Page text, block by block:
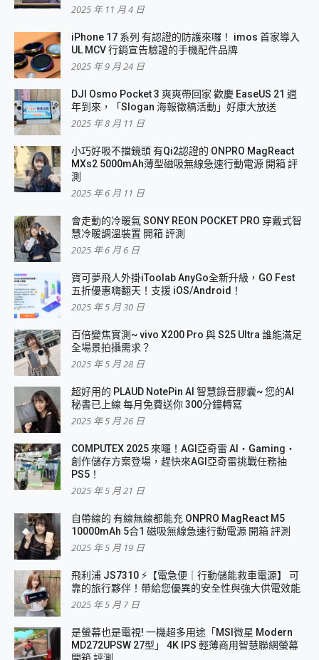
2025 年 11 月 4 日
iPhone 17 系列 有認證的防護來囉！ imos 首家導入
UL MCV 行銷宣告驗證的手機配件品牌
2025 年 9 月 24 日
DJI Osmo Pocket 3 爽爽帶回家 歡慶 EaseUS 21 週
年到來，「Slogan 海報徵稿活動」好康大放送
2025 年 8 月 11 日
小巧好吸不擋鏡頭 有Qi2認證的 ONPRO MagReact
MXs2 5000mAh薄型磁吸無線急速行動電源 開箱 評
測
2025 年 6 月 11 日
會走動的冷暖氣 SONY REON POCKET PRO 穿戴式智
慧冷暖調溫裝置 開箱 評測
2025 年 6 月 6 日
寶可夢飛人外掛iToolab AnyGo全新升級，GO Fest
五折優惠嗨翻天！支援 iOS/Android！
2025 年 5 月 30 日
百倍變焦實測~ vivo X200 Pro 與 S25 Ultra 誰能滿足
全場景拍攝需求？
2025 年 5 月 28 日
超好用的 PLAUD NotePin AI 智慧錄音膠囊~ 您的AI
秘書已上線 每月免費送你 300分鐘轉寫
2025 年 5 月 26 日
COMPUTEX 2025 來囉！AGI亞奇雷 AI・Gaming・
創作儲存方案登場，趕快來AGI亞奇雷挑戰任務抽
PS5！
2025 年 5 月 21 日
自帶線的 有線無線都能充 ONPRO MagReact M5
10000mAh 5合1 磁吸無線急速行動電源 開箱 評測
2025 年 5 月 19 日
飛利浦 JS7310 ⚡【電急便｜行動儲能救車電源】 可
靠的旅行夥伴！帶給您優異的安全性與強大供電效能
2025 年 5 月 7 日
是螢幕也是電視! 一機超多用途「MSI微星 Modern
MD272UPSW 27型」 4K IPS 輕薄商用智慧聯網螢幕